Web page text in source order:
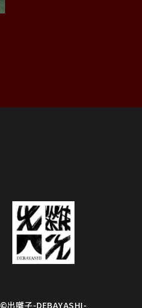
©︎出囃子-DEBAYASHI-